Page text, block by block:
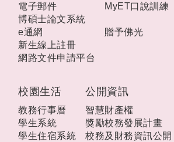
校園生活
教務行事曆
學生系統
學生住宿系統
公開資訊
智慧財產權
獎勵校務發展計畫
校務及財務資訊公開
電子郵件
博碩士論文系統
e通網
新生線上註冊
網路文件申請平台
MyET口說訓練
贈予佛光